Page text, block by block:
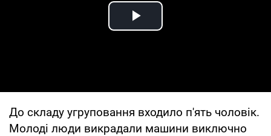
Play Video
До складу угруповання входило п'ять чоловік.
Молоді люди викрадали машини виключно